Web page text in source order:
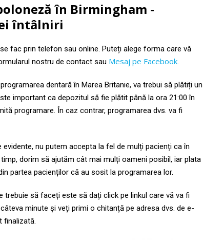
în Birmingham -
întâlniri
fac prin telefon sau online. Puteți alege forma care vă
nostru de contact sau Mesaj pe Facebook.
dentară în Marea Britanie, va trebui să plătiți un
important ca depozitul să fie plătit până la ora 21:00 în
programare. În caz contrar, programarea dvs. va fi
evidente, nu putem accepta la fel de mulți pacienți ca în
dorim să ajutăm cât mai mulți oameni posibil, iar plata
partea pacienților că au sosit la programarea lor.
trebuie să faceți este să dați click pe linkul care vă va fi
minute și veți primi o chitanță pe adresa dvs. de e-
finalizată.